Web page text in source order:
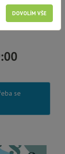
se
DOVOLÍM VŠE